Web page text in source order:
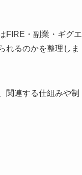
FIRE・副業・ギグエ
れるのかを整理しま
関連する仕組みや制